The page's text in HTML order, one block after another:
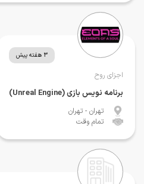
3 هفته پیش
اجزای روح
برنامه نویس بازی (Unreal Engine)
تهران - تهران
تمام وقت